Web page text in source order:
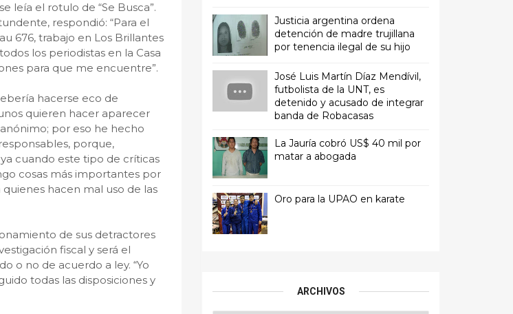
leía el rotulo de “Se Busca”.
respondió: “Para el
676, trabajo en Los Brillantes
los periodistas en la Casa
para que me encuentre”.
hacerse eco de
quieren hacer aparecer
por eso he hecho
porque,
cuando este tipo de críticas
cosas más importantes por
hacen mal uso de las
de sus detractores
fiscal y será el
o no de acuerdo a ley. “Yo
todas las disposiciones y
Justicia argentina ordena
detención de madre trujillana
por tenencia ilegal de su hijo
José Luis Martín Díaz Mendívil,
futbolista de la UNT, es
detenido y acusado de integrar
banda de Robacasas
La Jauría cobró US$ 40 mil por
matar a abogada
Oro para la UPAO en karate
ARCHIVOS